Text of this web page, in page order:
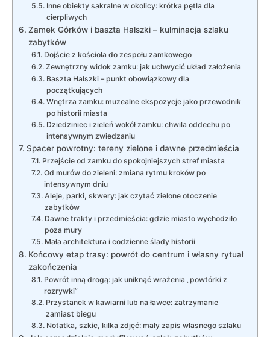
Inne obiekty sakralne w okolicy: krótka pętla dla
cierpliwych
Zamek Górków i baszta Halszki – kulminacja szlaku
zabytków
Dojście z kościoła do zespołu zamkowego
Zewnętrzny widok zamku: jak uchwycić układ założenia
Baszta Halszki – punkt obowiązkowy dla
początkujących
Wnętrza zamku: muzealne ekspozycje jako przewodnik
po historii miasta
Dziedziniec i zieleń wokół zamku: chwila oddechu po
intensywnym zwiedzaniu
Spacer powrotny: tereny zielone i dawne przedmieścia
Przejście od zamku do spokojniejszych stref miasta
Od murów do zieleni: zmiana rytmu kroków po
intensywnym dniu
Aleje, parki, skwery: jak czytać zielone otoczenie
zabytków
Dawne trakty i przedmieścia: gdzie miasto wychodziło
poza mury
Mała architektura i codzienne ślady historii
Końcowy etap trasy: powrót do centrum i własny rytuał
zakończenia
Powrót inną drogą: jak uniknąć wrażenia „powtórki z
rozrywki”
Przystanek w kawiarni lub na ławce: zatrzymanie
zamiast biegu
Notatka, szkic, kilka zdjęć: mały zapis własnego szlaku